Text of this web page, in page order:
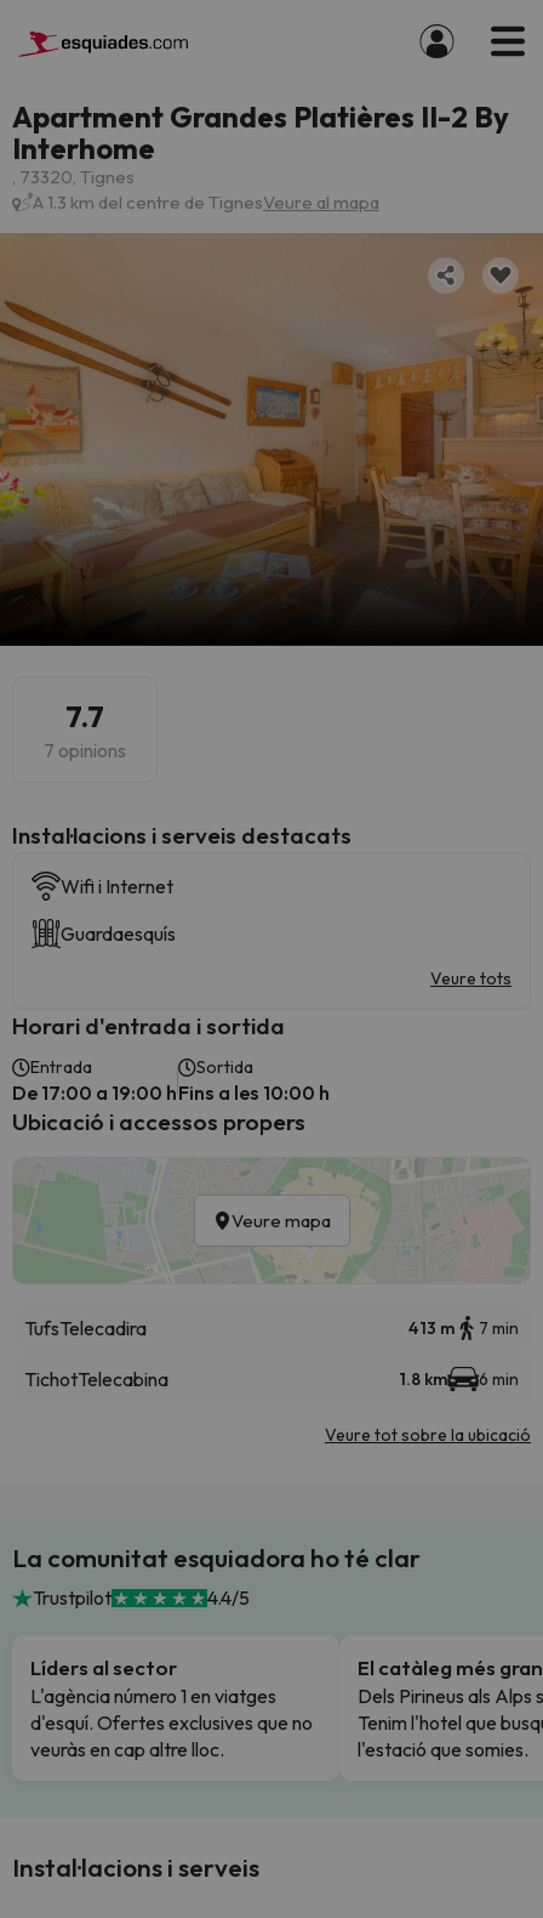
Apartment Grandes Platières II-2 By
Interhome
, 73320, Tignes
A 1.3 km del centre de TignesVeure al mapa
7.7
7 opinions
Instal·lacions i serveis destacats
Wifi i Internet
Guardaesquís
Veure tots
Horari d'entrada i sortida
Entrada
De 17:00 a 19:00 h
Sortida
Fins a les 10:00 h
Ubicació i accessos propers
Veure mapa
TufsTelecadira 413 m 7 min
TichotTelecabina 1.8 km 6 min
Veure tot sobre la ubicació
La comunitat esquiadora ho té clar
Trustpilot 4.4/5
Líders al sector
L'agència número 1 en viatges
d'esquí. Ofertes exclusives que no
veuràs en cap altre lloc.
El catàleg més gran
Dels Pirineus als Alps
Tenim l'hotel que
l'estació que somies.
Instal·lacions i serveis